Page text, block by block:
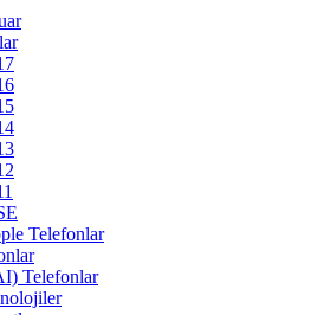
Telefonlar
Telefonlar